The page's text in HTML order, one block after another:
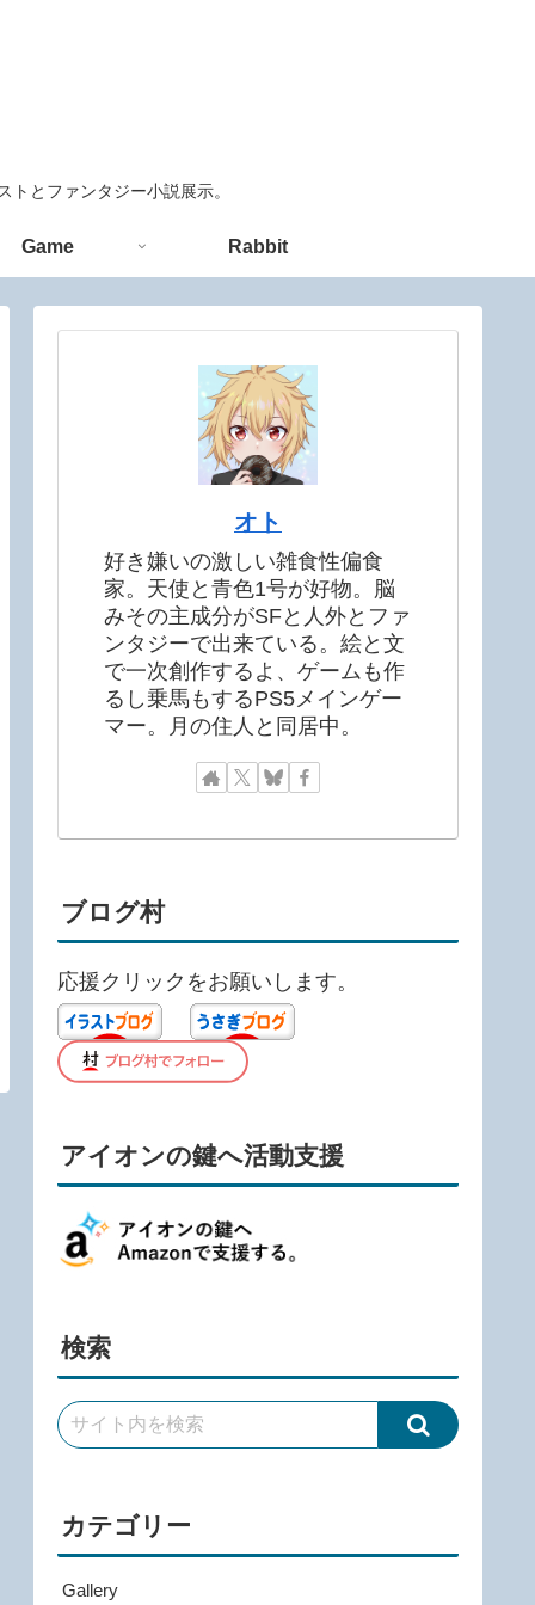
とファンタジー小説展示。
Game Rabbit
オト
好き嫌いの激しい雑食性偏食
家。天使と青色1号が好物。脳
みその主成分がSFと人外とファ
ンタジーで出来ている。絵と文
で一次創作するよ、ゲームも作
るし乗馬もするPS5メインゲー
マー。月の住人と同居中。
ブログ村
応援クリックをお願いします。
アイオンの鍵へ活動支援
検索
カテゴリー
Gallery